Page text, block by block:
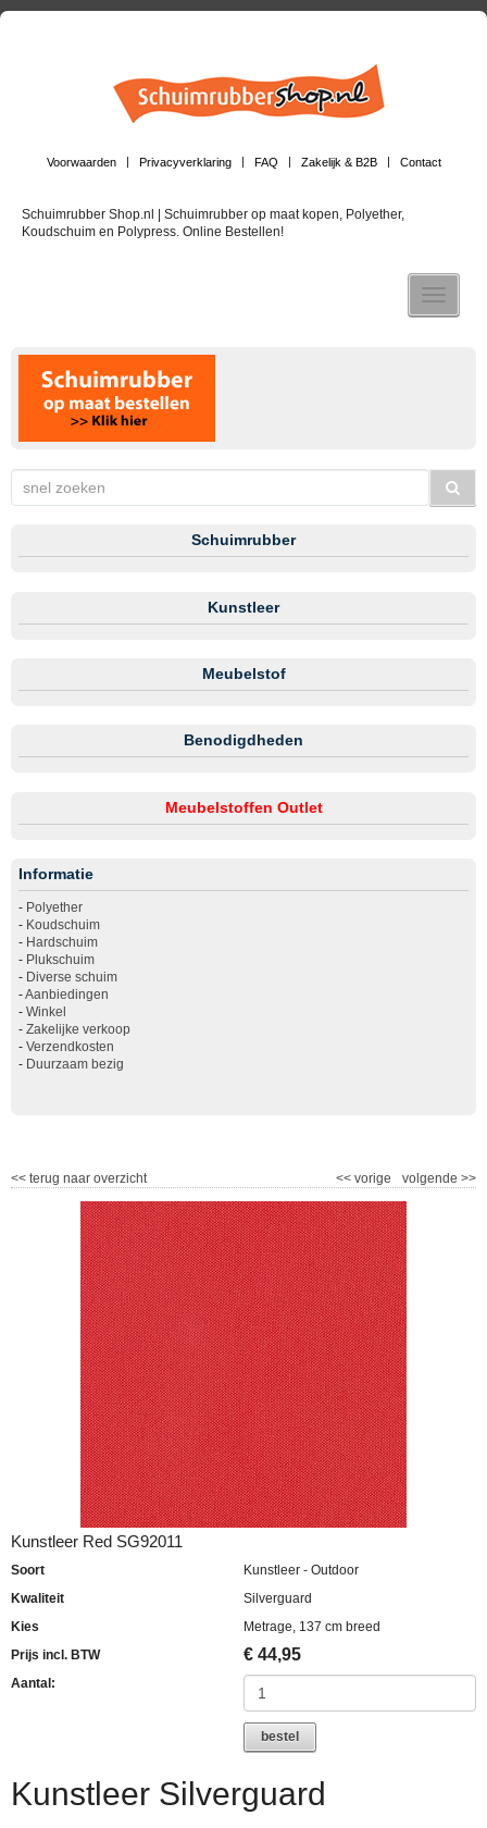
Voorwaarden Privacyverklaring FAQ Zakelijk & B2B Contact
Schuimrubber Shop.nl | Schuimrubber op maat kopen, Polyether,
Koudschuim en Polypress. Online Bestellen!
Toggle
Schuimrubber
Kunstleer
Meubelstof
Benodigdheden
Meubelstoffen Outlet
Informatie
- Polyether
- Koudschuim
- Hardschuim
- Plukschuim
- Diverse schuim
-Aanbiedingen
- Winkel
- Zakelijke verkoop
- Verzendkosten
- Duurzaam bezig
<< terug naar overzicht volgende >>
<< vorige
Kunstleer Red SG92011
Soort
Kunstleer - Outdoor
Kwaliteit
Silverguard
Kies
Metrage, 137 cm breed
Prijs incl. BTW
€ 44,95
Aantal:
bestel
Kunstleer Silverguard